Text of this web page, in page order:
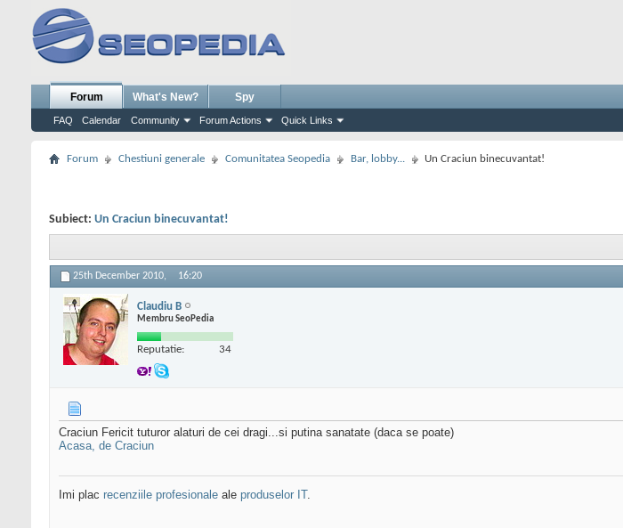
Forum
FAQ Calendar Community Forum Actions Quick Links
What's New? Spy
Forum Chestiuni generale Comunitatea Seopedia Bar, lobby... Un Craciun binecuvantat!
Subiect: Un Craciun binecuvantat!
25th December 2010, 16:20
Claudiu B
Membru SeoPedia
Reputatie: 34
Craciun Fericit tuturor alaturi de cei dragi...si putina sanatate (daca se poate)
Acasa, de Craciun
Imi plac recenziile profesionale ale produselor IT.